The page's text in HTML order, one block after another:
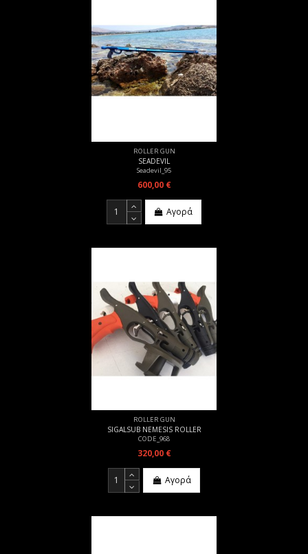
ROLLER GUN
SEADEVIL
Seadevil_95
600,00 €
Αγορά
ROLLER GUN
SIGALSUB NEMESIS ROLLER
CODE_968
320,00 €
Αγορά